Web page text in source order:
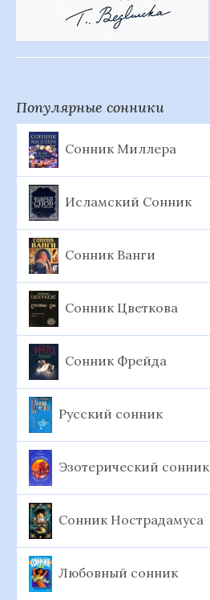
Популярные сонники
Сонник Миллера
Исламский Сонник
Сонник Ванги
Сонник Цветкова
Сонник Фрейда
Русский сонник
Эзотерический сонник
Сонник Нострадамуса
Любовный сонник